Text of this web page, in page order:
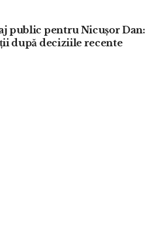
public pentru Nicușor Dan:
după deciziile recente